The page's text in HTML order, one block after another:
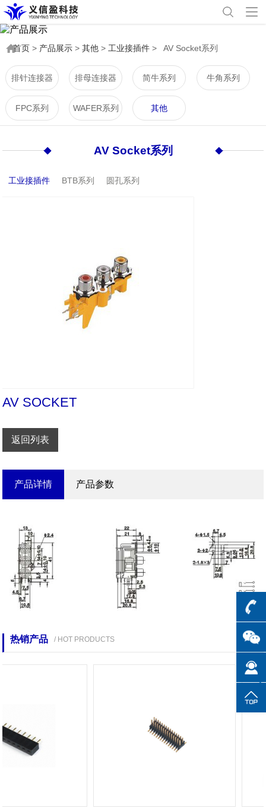
首页 > 产品展示 >其他 > 工业接插件 > AV Socket系列
排针连接器 排母连接器 简牛系列 牛角系列
FPC系列 WAFER系列 其他
AV Socket系列
工业接插件 BTB系列 圆孔系列
AV SOCKET
返回列表
产品详情 产品参数
热销产品 / HOT PRODUCTS